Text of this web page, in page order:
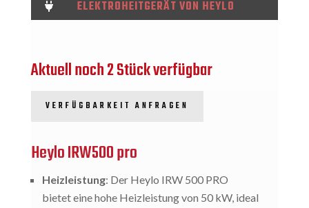
 ELEKTROHEITGERÄT VON HEYLO
Aktuell noch 2 Stück verfügbar
VERFÜGBARKEIT ANFRAGEN
Heylo IRW500 pro
Heizleistung: Der Heylo IRW 500 PRO
bietet eine hohe Heizleistung von 50 kW, ideal